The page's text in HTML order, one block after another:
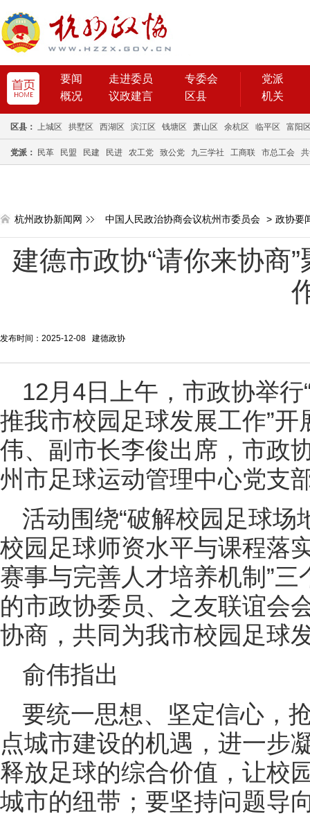
要闻 走进委员
专委会
概况
议政建言 区县
党派
机关
区县： 上城区 拱墅区 西湖区 滨江区 钱塘区 萧山区 余杭区 临平区 富阳
党派： 民革 民盟 民建 民进 农工党 致公党 九三学社 工商联 市总工会
杭州政协新闻网 中国人民政治协商会议杭州市委员会 > 政协要
建德市政协“请你来协商
发布时间：2025-12-08 建德政协
12月4日上午，市政协举行
推我市校园足球发展工作”
伟、副市长李俊出席，市政
州市足球运动管理中心党支
活动围绕“破解校园足球
校园足球师资水平与课程落
赛事与完善人才培养机制”
的市政协委员、之友联谊会
协商，共同为我市校园足球
俞伟指出
要统一思想、坚定信心，
点城市建设的机遇，进一步
释放足球的综合价值，让校
城市的纽带；要坚持问题导